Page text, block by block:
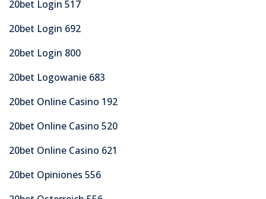
20bet Login 517
20bet Login 692
20bet Login 800
20bet Logowanie 683
20bet Online Casino 192
20bet Online Casino 520
20bet Online Casino 621
20bet Opiniones 556